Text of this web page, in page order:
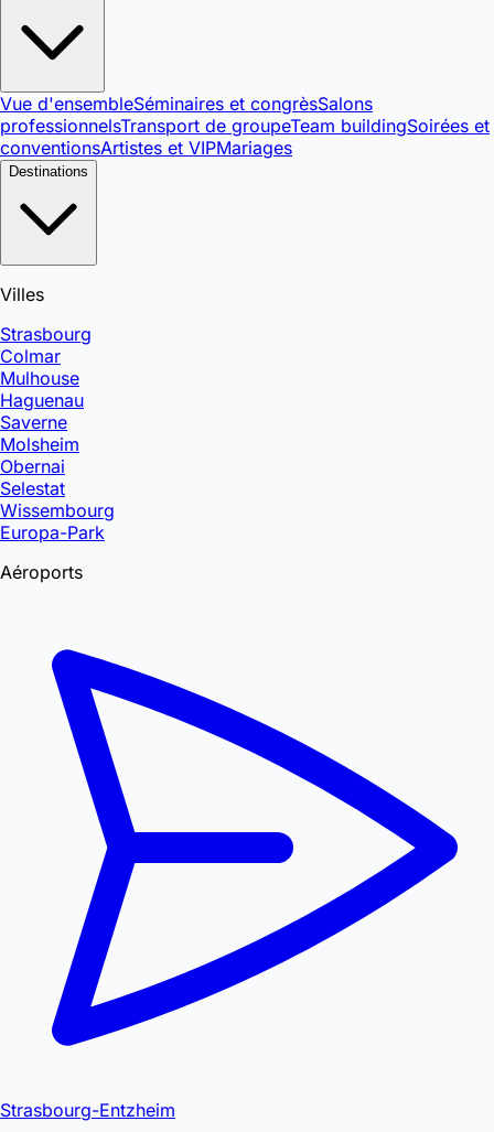
Vue d'ensembleSéminaires et congrèsSalons
professionnelsTransport de groupeTeam buildingSoirées et
conventionsArtistes et VIPMariages
Destinations
Villes
Strasbourg
Colmar
Mulhouse
Haguenau
Saverne
Molsheim
Obernai
Selestat
Wissembourg
Europa-Park
Aéroports
Strasbourg-Entzheim